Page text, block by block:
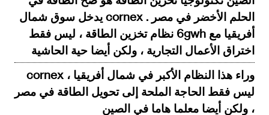
الحلم الأخضر في مصر . cornex يدخل سوق شمال
أفريقيا مع 6gwh نظام تخزين الطاقة ، ليس فقط
اختراق الأعمال التجارية ، ولكن أيضا حية الحاشية
وراء هذا النظام الأكبر في شمال أفريقيا ، cornex
ليس فقط الحاجة الملحة إلى تحويل الطاقة في مصر
، ولكن أيضا معلما هاما في الصين